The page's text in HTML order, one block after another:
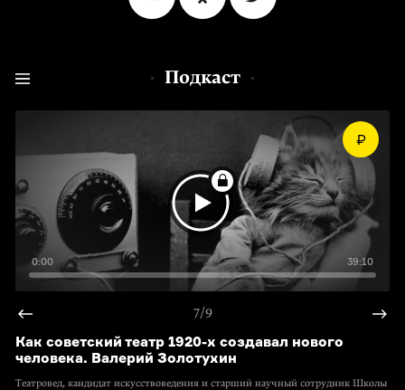
Подкаст
0:00 39:10
7/9
Как советский театр 1920-х создавал нового
человека. Валерий Золотухин
Театровед, кандидат искусствоведения и старший научный сотрудник Школы